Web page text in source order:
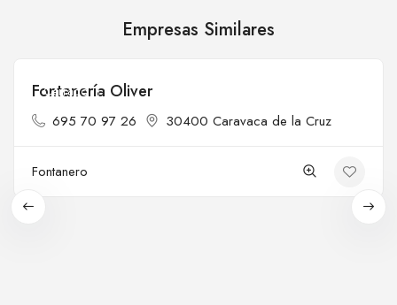
Empresas Similares
Cerrado
Fontanería Oliver
695 70 97 26 30400 Caravaca de la Cruz
Fontanero